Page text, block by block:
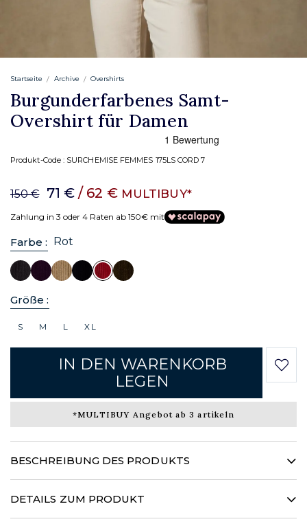
Startseite Archive Overshirts
Burgunderfarbenes Samt-
Overshirt für Damen
Produkt-Code : SURCHEMISE FEMMES 175LS CORD 7
150 € 71 € / 62 € MULTIBUY*
Zahlung in 3 oder 4 Raten ab 150€ mit
Farbe : Rot
Größe :
S M L XL
IN DEN WARENKORB
LEGEN
*MULTIBUY Angebot ab 3 artikeln
BESCHREIBUNG DES PRODUKTS
das eine Mischung aus Jacke und Hemd ist, spielt mit Codes
DETAILS ZUM PRODUKT